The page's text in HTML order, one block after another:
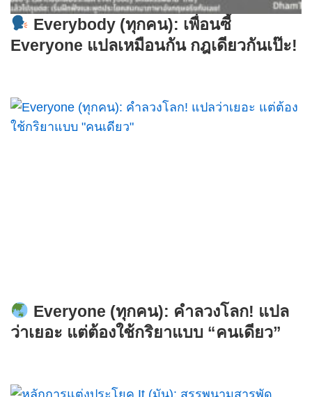
Everybody (ทุกคน): เพื่อนซี้
Everyone แปลเหมือนกัน กฎเดียวกันเป๊ะ!
Everyone (ทุกคน): คำลวงโลก! แปล
ว่าเยอะ แต่ต้องใช้กริยาแบบ “คนเดียว”